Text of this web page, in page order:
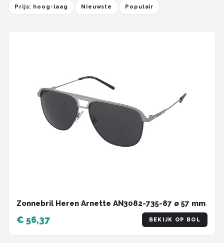
Prijs: hoog-laag Nieuwste Populair
Zonnebril Heren Arnette AN3082-735-87 ø 57 mm
€ 56,37 BEKIJK OP BOL